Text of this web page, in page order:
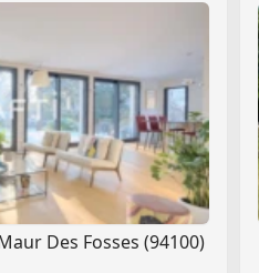
Des Fosses (94100)